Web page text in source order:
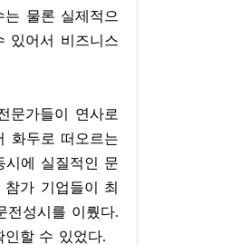
는 물론 실제적으
있어서 비즈니스
문가들이 연사로
화두로 떠오르는
시에 실질적인 문
참가 기업들이 최
전성시를 이뤘다.
인할 수 있었다.